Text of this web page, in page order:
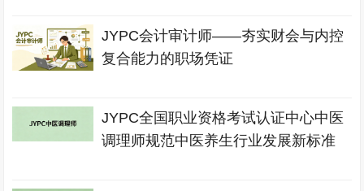
JYPC会计审计师——夯实财会与内控
复合能力的职场凭证
JYPC全国职业资格考试认证中心中医
调理师规范中医养生行业发展新标准